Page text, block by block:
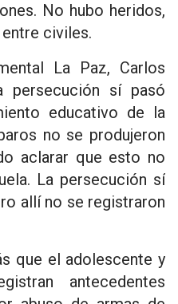
No hubo heridos,
civiles.
La Paz, Carlos
persecución sí pasó
educativo de la
no se produjeron
aclarar que esto no
La persecución sí
allí no se registraron
que el adolescente y
antecedentes